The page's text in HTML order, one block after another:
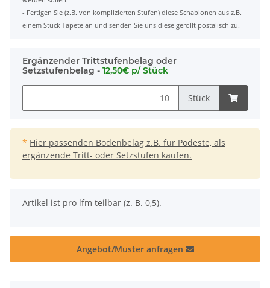
- Fertigen Sie (z.B. von komplizierten Stufen) diese Schablonen aus z.B.
einem Stück Tapete an und senden Sie uns diese gerollt postalisch zu.
Ergänzender Trittstufenbelag oder
Setzstufenbelag - 12,50€ p/ Stück
Stück
* Hier passenden Bodenbelag z.B. für Podeste, als
ergänzende Tritt- oder Setzstufen kaufen.
x
Artikel ist pro lfm teilbar (z. B. 0,5).
Angebot/Muster anfragen